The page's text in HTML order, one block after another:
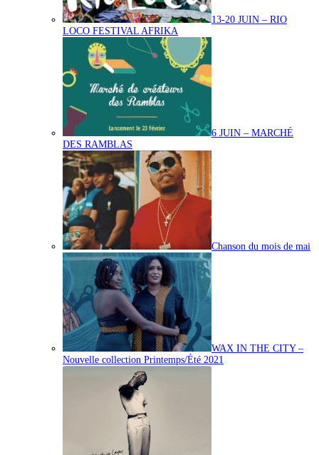
13-20 JUIN – RIO
LOCO FESTIVAL AFRIKA
6 JUIN – MARCHÉ
DES RAMBLAS
Chanson du mois de mai
WAX IN THE CITY –
Nouvelle collection Printemps/Été 2021